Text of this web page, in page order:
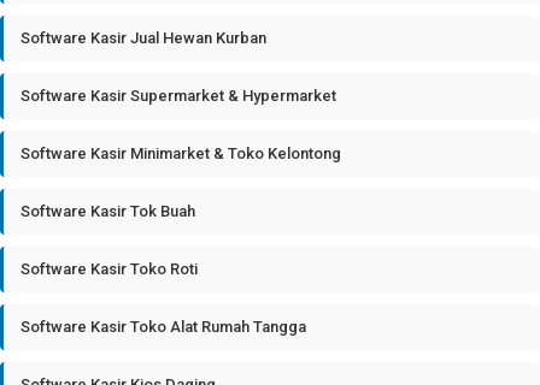
Software Kasir Jual Hewan Kurban
Software Kasir Supermarket & Hypermarket
Software Kasir Minimarket & Toko Kelontong
Software Kasir Tok Buah
Software Kasir Toko Roti
Software Kasir Toko Alat Rumah Tangga